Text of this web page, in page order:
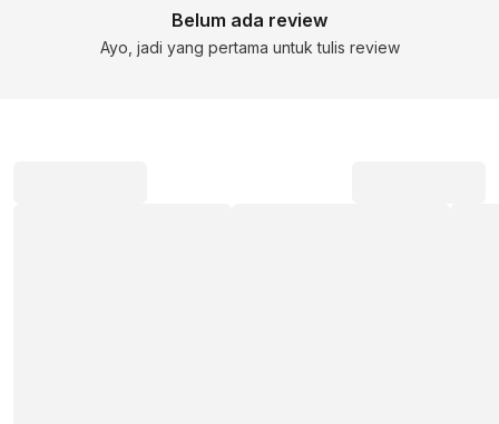
Belum ada review
Ayo, jadi yang pertama untuk tulis review